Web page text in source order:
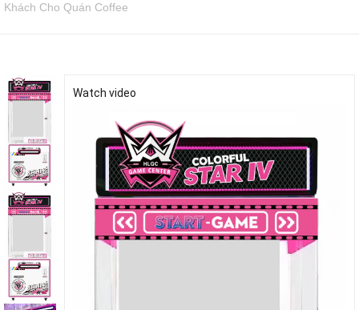
Khách Cho Quán Coffee
Watch video